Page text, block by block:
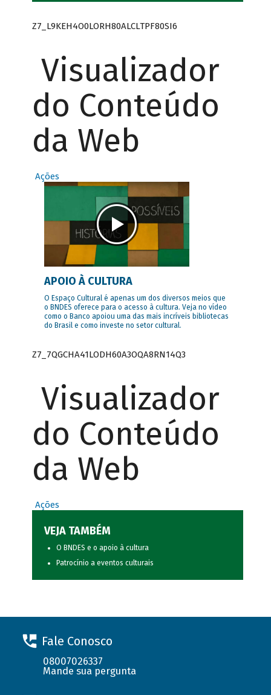
Z7_L9KEH4O0LORH80ALCLTPF80SI6
Visualizador
do Conteúdo
da Web
Ações
APOIO À CULTURA
O Espaço Cultural é apenas um dos diversos meios que
o BNDES oferece para o acesso à cultura. Veja no vídeo
como o Banco apoiou uma das mais incríveis bibliotecas
do Brasil e como investe no setor cultural.
Z7_7QGCHA41LODH60A3OQA8RN14Q3
Visualizador
do Conteúdo
da Web
Ações
VEJA TAMBÉM
O BNDES e o apoio à cultura
Patrocínio a eventos culturais
Fale Conosco
08007026337
Mande sua pergunta